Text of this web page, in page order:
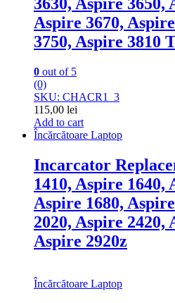
3630, Aspire 3650,
Aspire 3670,
3750, Aspire 3810
0 out of 5
(0)
SKU: CHACR1_3
115,00 lei
Add to cart
Încărcătoare Laptop
Incarcator
1410, Aspire 1640,
Aspire 1680,
2020, Aspire 2420,
Aspire 2920z
Încărcătoare Laptop